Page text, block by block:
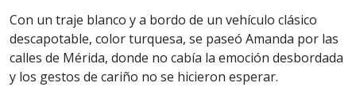
Con un traje blanco y a bordo de un vehículo clásico
descapotable, color turquesa, se paseó Amanda por las
calles de Mérida, donde no cabía la emoción desbordada
y los gestos de cariño no se hicieron esperar.